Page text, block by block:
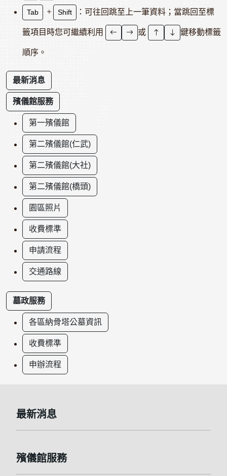
Tab Shift ：可往回跳至上一筆資料；當跳回至標
籤項目時您可繼續利用 或 鍵移動標籤
順序。
最新消息
殯儀館服務
第一殯儀館
第二殯儀館(仁武)
第二殯儀館(大社)
第二殯儀館(橋頭)
園區照片
收費標準
申請流程
交通路線
墓政服務
各區納骨塔公墓資訊
收費標準
申辦流程
最新消息
殯儀館服務